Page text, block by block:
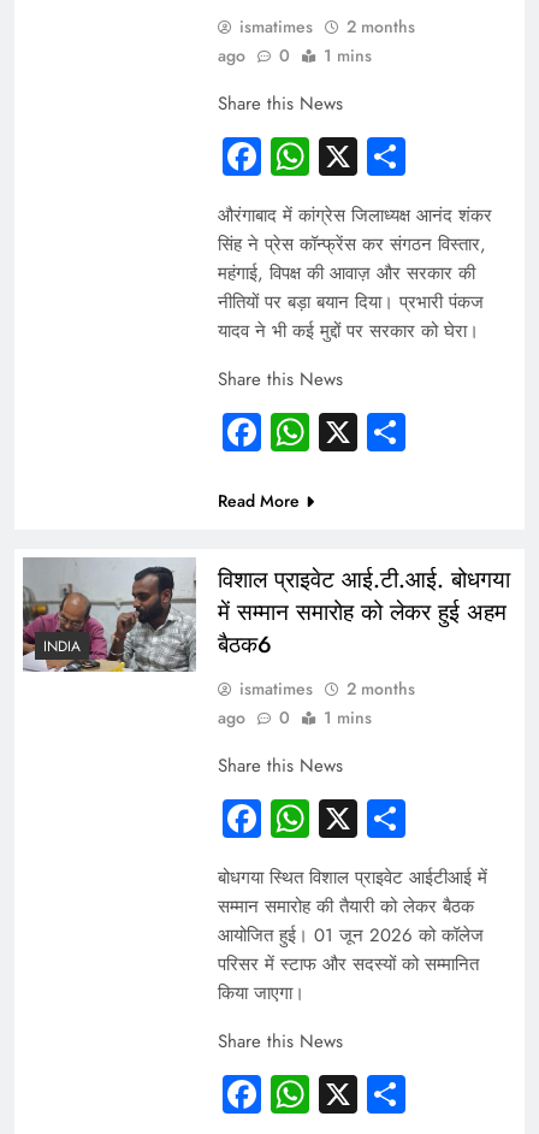
ismatimes
2 months
ago
0 1 mins
Share this News
Facebook
WhatsApp
X Share
औरंगाबाद में कांग्रेस जिलाध्यक्ष आनंद शंकर
सिंह ने प्रेस कॉन्फ्रेंस कर संगठन विस्तार,
महंगाई, विपक्ष की आवाज़ और सरकार की
नीतियों पर बड़ा बयान दिया। प्रभारी पंकज
यादव ने भी कई मुद्दों पर सरकार को घेरा।
Share this News
Facebook
WhatsApp
X Share
Read More
INDIA
विशाल प्राइवेट आई.टी.आई. बोधगया
में सम्मान समारोह को लेकर हुई अहम
बैठक6
ismatimes
2 months
ago
0 1 mins
Share this News
Facebook
WhatsApp
X Share
बोधगया स्थित विशाल प्राइवेट आईटीआई में
सम्मान समारोह की तैयारी को लेकर बैठक
आयोजित हुई। 01 जून 2026 को कॉलेज
परिसर में स्टाफ और सदस्यों को सम्मानित
किया जाएगा।
Share this News
Facebook
WhatsApp
X Share